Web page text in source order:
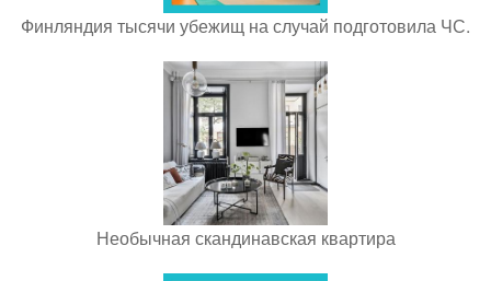
Финляндия тысячи убежищ на случай подготовила ЧС.
Необычная скандинавская квартира